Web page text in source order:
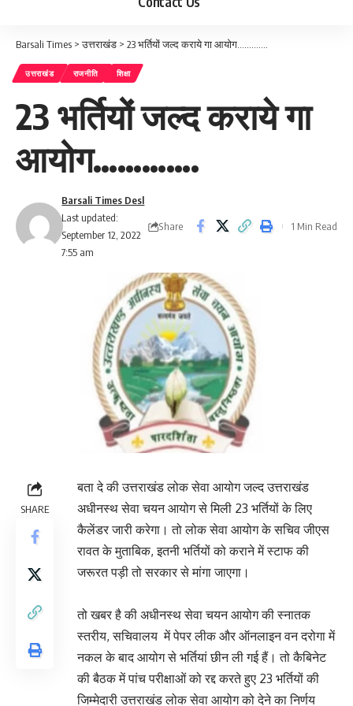
Barsali Times >उत्तराखंड > 23 भर्तियों जल्द कराये गा आयोग………….
उत्तराखंड राजनीति शिक्षा
23 भर्तियों जल्द कराये गा
आयोग………….
Last updated:
September 12, 2022
7:55 am
Barsali Times Desl
Share 1 Min Read
SHARE
बता दे की उत्तराखंड लोक सेवा आयोग जल्द उत्तराखंड
अधीनस्थ सेवा चयन आयोग से मिली 23 भर्तियों के लिए
कैलेंडर जारी करेगा। तो लोक सेवा आयोग के सचिव जीएस
रावत के मुताबिक, इतनी भर्तियों को कराने में स्टाफ की
जरूरत पड़ी तो सरकार से मांगा जाएगा।
तो खबर है की अधीनस्थ सेवा चयन आयोग की स्नातक
स्तरीय, सचिवालय में पेपर लीक और ऑनलाइन वन दरोगा में
नकल के बाद आयोग से भर्तियां छीन ली गई हैं। तो कैबिनेट
की बैठक में पांच परीक्षाओं को रद्द करते हुए 23 भर्तियों की
जिम्मेदारी उत्तराखंड लोक सेवा आयोग को देने का निर्णय